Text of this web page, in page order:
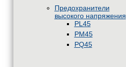
Предохранители
высокого напряжения
PL45
PM45
PQ45